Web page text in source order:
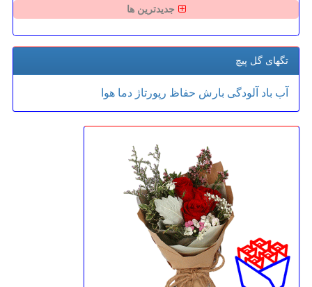
جدیدترین ها
تگهای گل پیچ
آب باد آلودگی بارش حفاظ رپورتاژ دما هوا